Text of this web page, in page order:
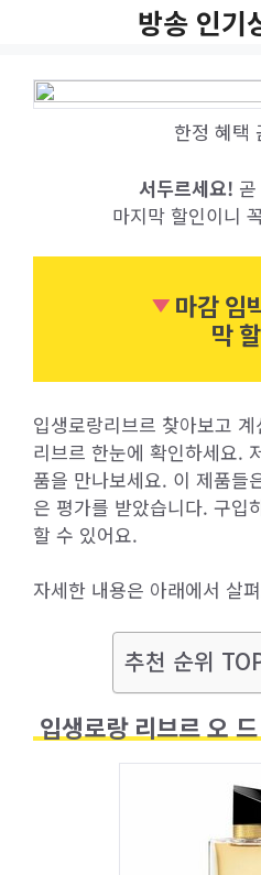
방송 인기
한정 혜택
서두르세요!
마지막 할인이니
마감 임
막
입생로랑리브르 찾아보고
리브르 한눈에 확인하세요.
품을 만나보세요. 이 제품들
은 평가를 받았습니다. 구입
할 수 있어요.
자세한 내용은 아래에서 살
추천 순위
입생로랑 리브르 오